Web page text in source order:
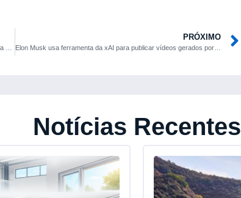
PRÓXIMO
Elon Musk usa ferramenta da xAI para publicar vídeos gerados por IA e reação na rede é imediata
Notícias Recentes